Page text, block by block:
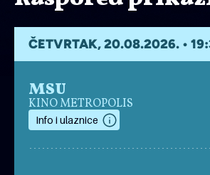
ČETVRTAK, 20.08.2026. •
MSU
KINO METROPOLIS
Info i ulaznice